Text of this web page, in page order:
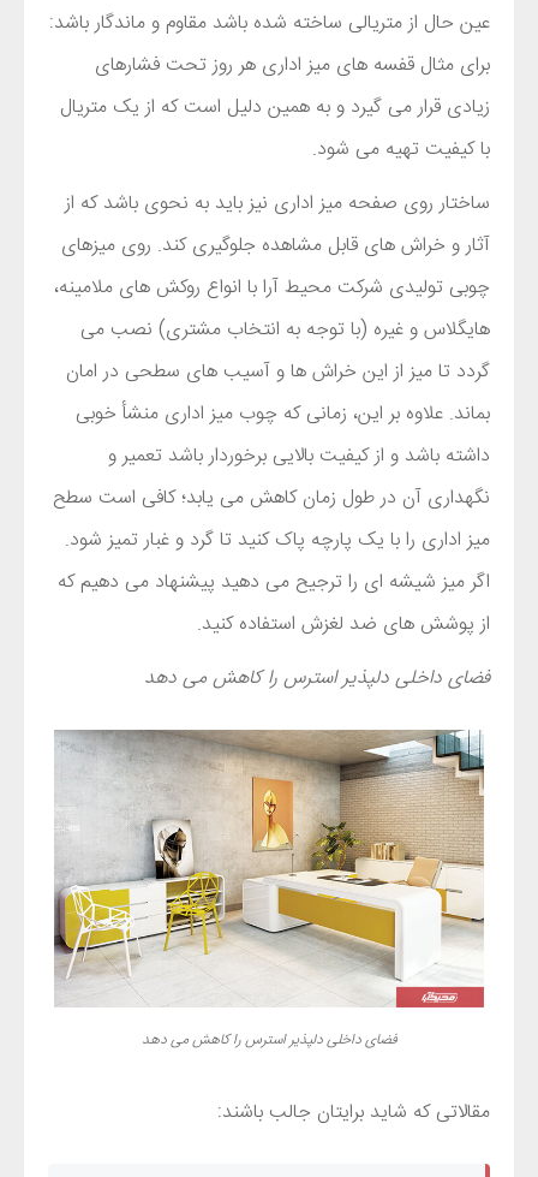
عین حال از متریالی ساخته شده باشد مقاوم و ماندگار باشد:
برای مثال قفسه های میز اداری هر روز تحت فشارهای
زیادی قرار می گیرد و به همین دلیل است که از یک متریال
با کیفیت تهیه می شود.
ساختار روی صفحه میز اداری نیز باید به نحوی باشد که از
آثار و خراش های قابل مشاهده جلوگیری کند. روی میزهای
چوبی تولیدی شرکت محیط آرا با انواع روکش های ملامینه،
هایگلاس و غیره (با توجه به انتخاب مشتری) نصب می
گردد تا میز از این خراش ها و آسیب های سطحی در امان
بماند. علاوه بر این، زمانی که چوب میز اداری منشأ خوبی
داشته باشد و از کیفیت بالایی برخوردار باشد تعمیر و
نگهداری آن در طول زمان کاهش می یابد؛ کافی است سطح
میز اداری را با یک پارچه پاک کنید تا گرد و غبار تمیز شود.
اگر میز شیشه ای را ترجیح می دهید پیشنهاد می دهیم که
از پوشش های ضد لغزش استفاده کنید.
فضای داخلی دلپذیر استرس را کاهش می دهد
فضای داخلی دلپذیر استرس را کاهش می دهد
مقالاتی که شاید برایتان جالب باشند: